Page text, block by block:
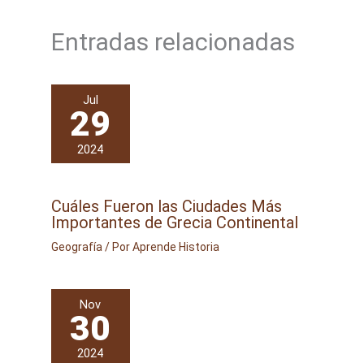
Entradas relacionadas
Jul
29
2024
Cuáles Fueron las Ciudades Más
Importantes de Grecia Continental
Geografía / PorAprende Historia
Nov
30
2024